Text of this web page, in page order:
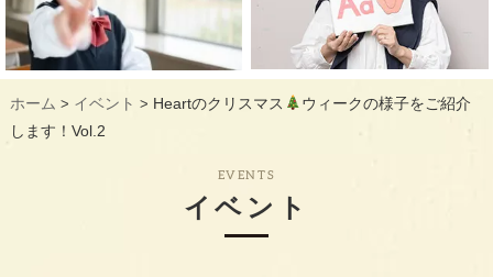
先生紹介 INSTRUCTORS
ギャラリー GALLERY
教室概要 INFORMATION
ホーム > イベント > Heartのクリスマス
ウィークの様子をご紹介
します！Vol.2
EVENTS
イベント